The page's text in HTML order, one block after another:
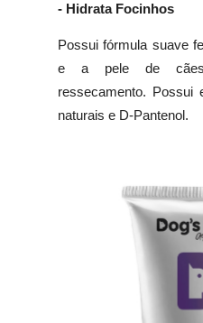
- Hidrata Focinhos
Possui fórmula suave
e a pele de
ressecamento. Possui
naturais e D-Pantenol.